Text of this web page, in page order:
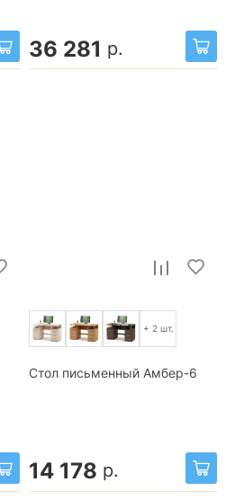
36 281 р.
+ 2 шт.
Стол письменный Амбер-6
14 178 р.